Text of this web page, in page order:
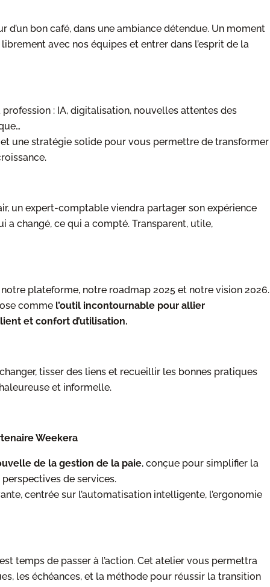
bon café, dans une ambiance détendue. Un moment
avec nos équipes et entrer dans l’esprit de la
: IA, digitalisation, nouvelles attentes des
et une stratégie solide pour vous permettre de transformer
un expert-comptable viendra partager son expérience
a changé, ce qui a compté. Transparent, utile,
plateforme, notre roadmap 2025 et notre vision 2026.
comme l’outil incontournable pour allier
et confort d’utilisation.
tisser des liens et recueillir les bonnes pratiques
et informelle.
Weekera
de la gestion de la paie, conçue pour simplifier la
de services.
centrée sur l’automatisation intelligente, l’ergonomie
temps de passer à l’action. Cet atelier vous permettra
les échéances, et la méthode pour réussir la transition